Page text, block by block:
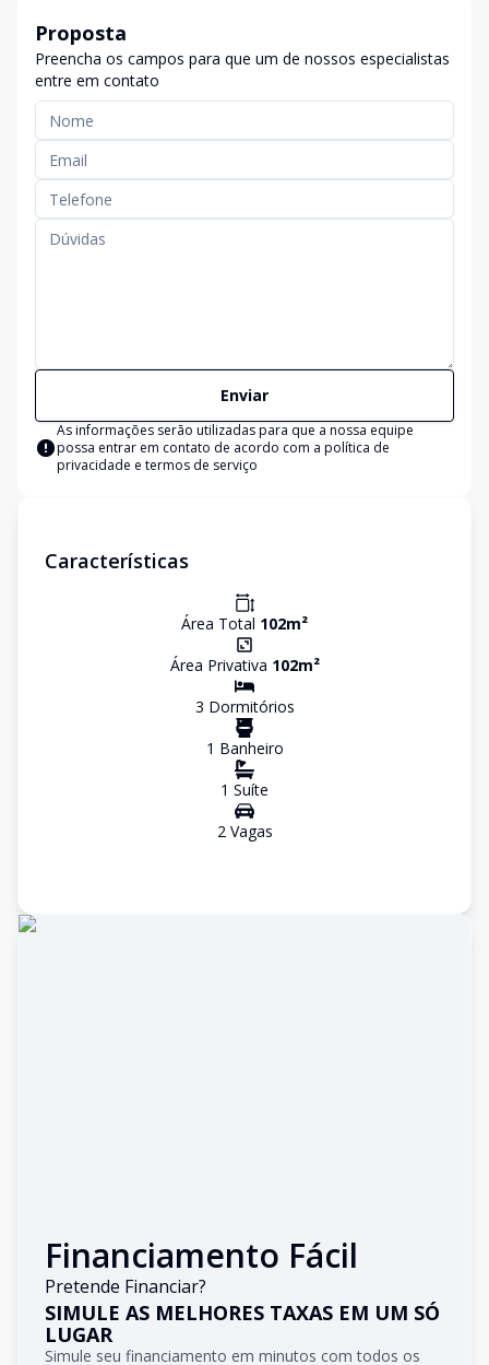
Proposta
Preencha os campos para que um de nossos especialistas
entre em contato
Enviar
As informações serão utilizadas para que a nossa equipe
possa entrar em contato de acordo com a política de
privacidade e termos de serviço
Características
Área Total 102m²
Área Privativa 102m²
3 Dormitórios
1 Banheiro
1 Suíte
2Vagas
Financiamento Fácil
Pretende Financiar?
SIMULE AS MELHORES TAXAS EM UM SÓ
LUGAR
Simule seu financiamento em minutos com todos os